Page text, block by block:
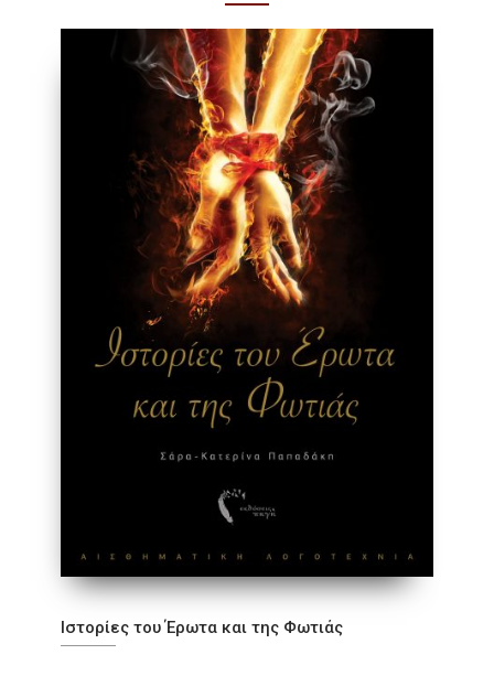
Ιστορίες του Έρωτα και της Φωτιάς